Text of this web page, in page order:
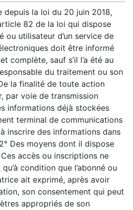
depuis la loi du 20 juin 2018,
82 de la loi qui dispose
ou utilisateur d’un service de
doit être informé
complète, sauf s’il l’a été au
du traitement ou son
la finalité de toute action
par voie de transmission
informations déjà stockées
terminal de communications
inscrire des informations dans
Des moyens dont il dispose
accès ou inscriptions ne
condition que l’abonné ou
ait exprimé, après avoir
son consentement qui peut
appropriés de son